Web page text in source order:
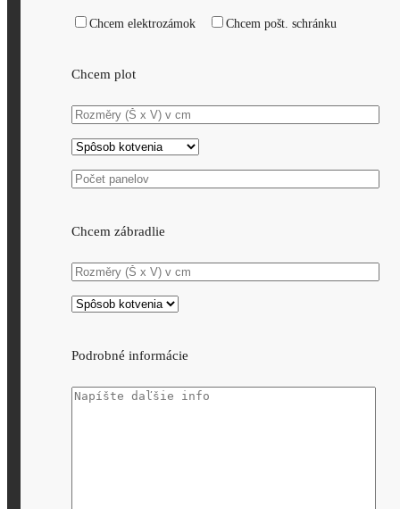
Chcem elektrozámok Chcem pošt. schránku
Chcem plot
Chcem zábradlie
Podrobné informácie